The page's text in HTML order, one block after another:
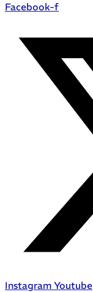
Facebook-f
Instagram Youtube